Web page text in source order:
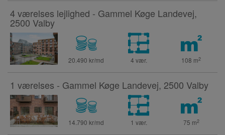
4 værelses lejlighed - Gammel Køge Landevej,
2500 Valby
20.490 kr/md 4 vær. 108 m2
1 værelses - Gammel Køge Landevej, 2500 Valby
14.790 kr/md 1 vær. 75 m2